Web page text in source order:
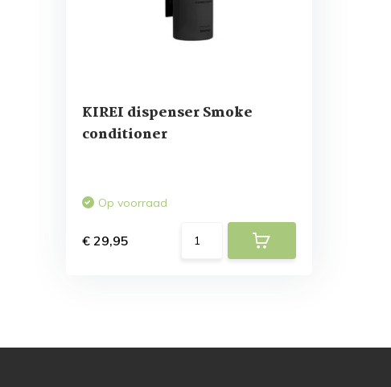
KIREI dispenser Smoke
conditioner
Op voorraad
€ 29,95